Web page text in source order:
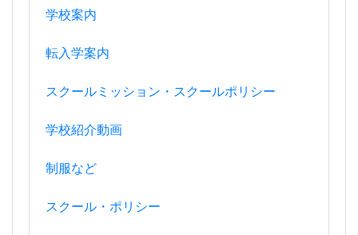
学校案内
転入学案内
スクールミッション・スクールポリシー
学校紹介動画
制服など
スクール・ポリシー